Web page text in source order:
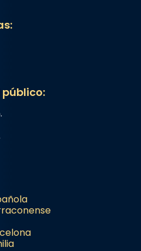
Cristiana